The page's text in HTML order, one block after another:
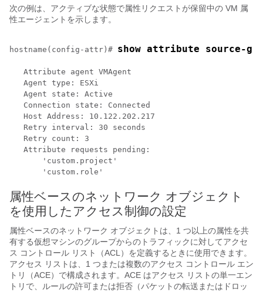
次の例は、アクティブな状態で属性リクエストが保留中の VM 属
性エージェントを示します。
hostname(config-attr)# show attribute source-
   Attribute agent VMAgent
   Agent type: ESXi
   Agent state: Active
   Connection state: Connected
   Host Address: 10.122.202.217
   Retry interval: 30 seconds
   Retry count: 3
   Attribute requests pending:
       'custom.project'
属性ベースのネットワーク オブジェクト
を使用したアクセス制御の設定
属性ベースのネットワーク オブジェクトは、1 つ以上の属性を共
有する仮想マシンのグループからのトラフィックに対してアクセ
ス コントロール リスト（ACL）を定義するときに使用できます。
アクセス リストは、1 つまたは複数のアクセス コントロール エン
トリ（ACE）で構成されます。ACE はアクセス リストの単一エン
トリで、ルールの許可または拒否（パケットの転送またはドロッ